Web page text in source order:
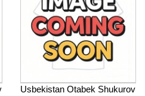
Usbekistan Otabek Shukurov